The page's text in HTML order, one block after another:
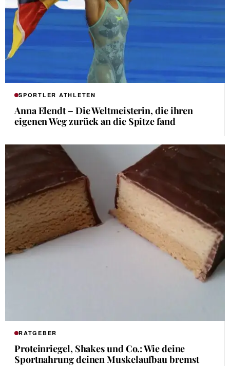
SPORTLER ATHLETEN
Anna Elendt – Die Weltmeisterin, die ihren
eigenen Weg zurück an die Spitze fand
RATGEBER
Proteinriegel, Shakes und Co.: Wie deine
Sportnahrung deinen Muskelaufbau bremst